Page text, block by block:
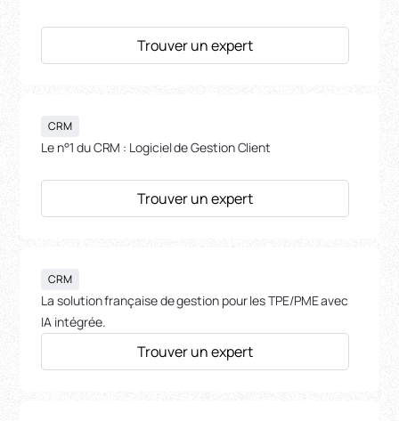
Trouver un expert
CRM
Le n°1 du CRM : Logiciel de Gestion Client
Trouver un expert
CRM
La solution française de gestion pour les TPE/PME avec
IA intégrée.
Trouver un expert